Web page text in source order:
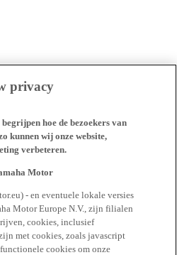
privacy
hoe de bezoekers van
kunnen wij onze website,
verbeteren.
Motor
- en eventuele lokale versies
Motor Europe N.V., zijn filialen
cookies, inclusief
met cookies, zoals javascript
cookies om onze